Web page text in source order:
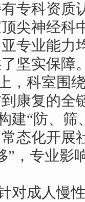
专科资质
尖神经科
专业能力
坚实保障
科室围
康复的全
“防、筛
态化开展
”，专业影
成人慢